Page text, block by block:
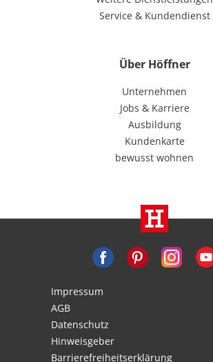
Service & Kundendienst
Über Höffner
Unternehmen
Jobs & Karriere
Ausbildung
Kundenkarte
bewusst wohnen
Impressum
AGB
Datenschutz
Hinweisgeber
Barrierefreiheitserklärung